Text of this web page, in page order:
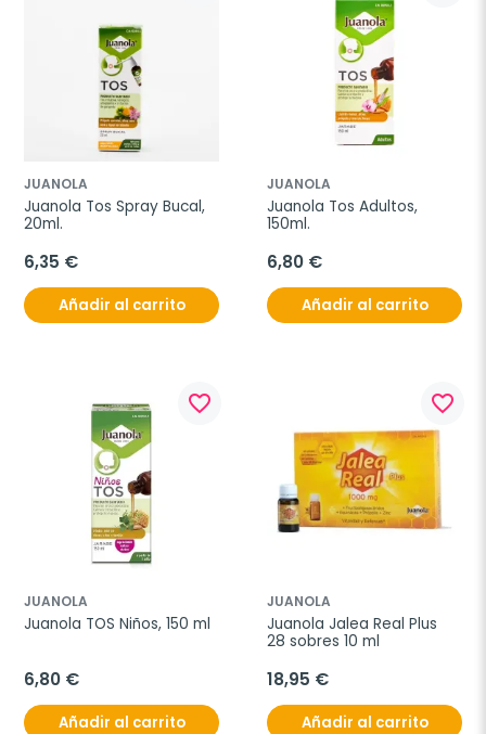
JUANOLA
Juanola Tos Spray Bucal,
20ml.
6,35 €
Añadir al carrito
JUANOLA
Juanola Tos Adultos,
150ml.
6,80 €
Añadir al carrito
favorite_border
JUANOLA
Juanola TOS Niños, 150 ml
6,80 €
Añadir al carrito
favorite_border
JUANOLA
Juanola Jalea Real Plus
28 sobres 10 ml
18,95 €
Añadir al carrito